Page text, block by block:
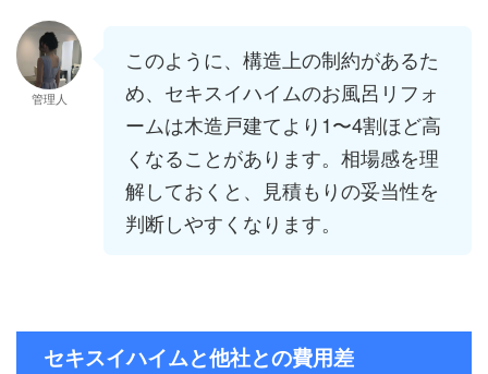
管理人
このように、構造上の制約があるた
め、セキスイハイムのお風呂リフォ
ームは木造戸建てより1〜4割ほど高
くなることがあります。相場感を理
解しておくと、見積もりの妥当性を
判断しやすくなります。
セキスイハイムと他社との費用差